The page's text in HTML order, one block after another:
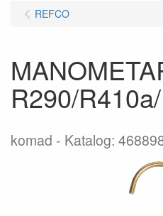
REFCO
R290/
komad Katalog: